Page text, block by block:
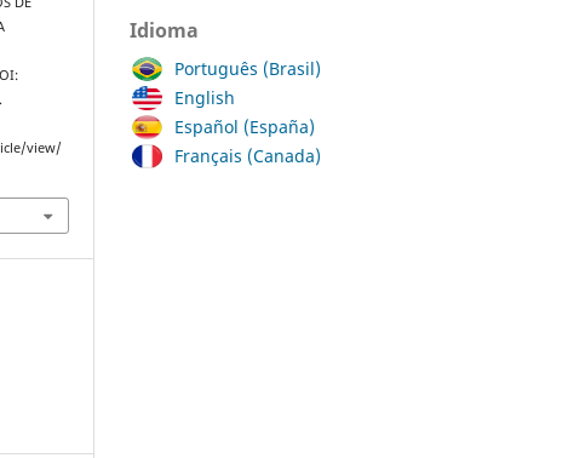
view/
Idioma
Português (Brasil)
English
Español (España)
Français (Canada)